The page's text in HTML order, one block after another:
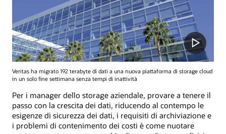
Veritas ha migrato 192 terabyte di dati a una nuova piattaforma di storage cloud
in un solo fine settimana senza tempi di inattività
Per i manager dello storage aziendale, provare a tenere il
passo con la crescita dei dati, riducendo al contempo le
esigenze di sicurezza dei dati, i requisiti di archiviazione e
i problemi di contenimento dei costi è come nuotare